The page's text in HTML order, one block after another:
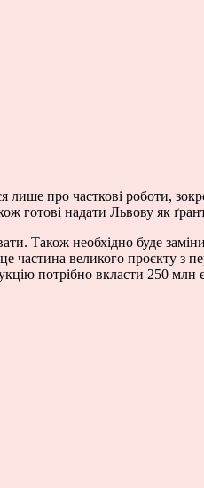
лише про часткові роботи,
готові надати Львову як
Також необхідно буде
частина великого проєкту з
потрібно вкласти 250 млн